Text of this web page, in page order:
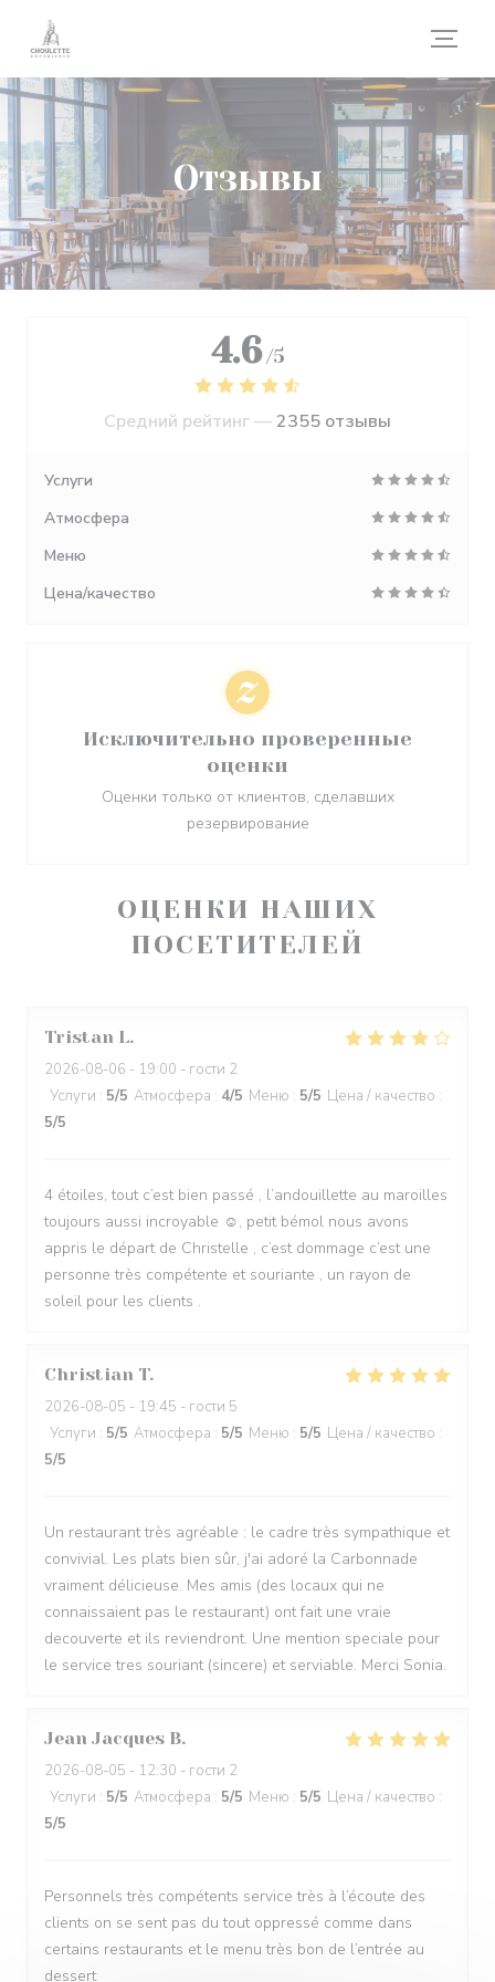
Панель управления cookies
Отзывы
ОЦЕНКИ НАШИХ
ПОСЕТИТЕЛЕЙ
Tristan L
2026-08-06 - 19:00 - гости 2
Услуги : 5/5 Атмосфера : 4/5 Меню : 5/5 Цена / качество :
5/5
4 étoiles, tout c’est bien passé , l’andouillette au maroilles
toujours aussi incroyable ☺️, petit bémol nous avons
appris le départ de Christelle , c’est dommage c’est une
personne très compétente et souriante , un rayon de
soleil pour les clients .
Christian T
2026-08-05 - 19:45 - гости 5
Услуги : 5/5 Атмосфера : 5/5 Меню : 5/5 Цена / качество :
5/5
Un restaurant très agréable : le cadre très sympathique et
convivial. Les plats bien sûr, j'ai adoré la Carbonnade
vraiment délicieuse. Mes amis (des locaux qui ne
connaissaient pas le restaurant) ont fait une vraie
decouverte et ils reviendront. Une mention speciale pour
le service tres souriant (sincere) et serviable. Merci Sonia.
Jean Jacques B
2026-08-05 - 12:30 - гости 2
Услуги : 5/5 Атмосфера : 5/5 Меню : 5/5 Цена / качество :
5/5
Personnels très compétents service très à l’écoute des
clients on se sent pas du tout oppressé comme dans
certains restaurants et le menu très bon de l’entrée au
dessert
4.6 /5
Средний рейтинг —2355 отзывы
Услуги
Атмосфера
Меню
Цена/качество
Исключительно проверенные
оценки
Оценки только от клиентов, сделавших
резервирование